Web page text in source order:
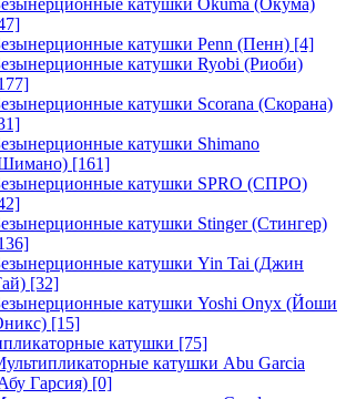
катушки Okuma (Окума)
катушки Penn (Пенн) [4]
катушки Ryobi (Риоби)
катушки Scorana (Скорана)
катушки Shimano
[161]
катушки SPRO (СПРО)
катушки Stinger (Стингер)
катушки Yin Tai (Джин
[32]
катушки Yoshi Onyx (Йоши
[15]
катушки [75]
катушки Abu Garcia
Гарсия) [0]